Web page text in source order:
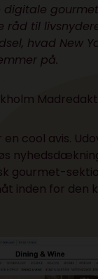
digitale
råd til
hvad New
på.
en cool avis.
gourmet-
inden for den